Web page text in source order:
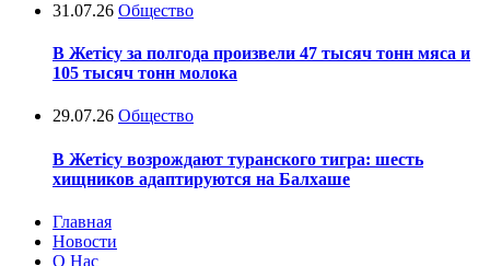
31.07.26 Общество
В Жетісу за полгода произвели 47 тысяч тонн мяса и
105 тысяч тонн молока
29.07.26 Общество
В Жетісу возрождают туранского тигра: шесть
хищников адаптируются на Балхаше
Главная
Новости
О Нас